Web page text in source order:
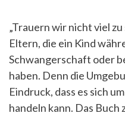
„Trauern wir nicht viel
Eltern, die ein Kind
Schwangerschaft oder
haben. Denn die
Eindruck, dass es sich
handeln kann. Das